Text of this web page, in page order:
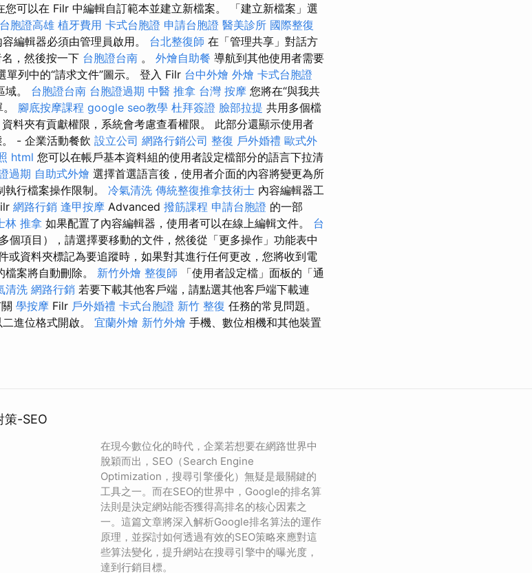
可以在 Filr 中編輯自訂範本並建立新檔案。 「建立新檔案」選
台胞證高雄 植牙費用 卡式台胞證 申請台胞證 醫美診所 國際整復
編輯器必須由管理員啟用。 台北整復師 在「管理共享」對話方
，然後按一下 台胞證台南 。 外燴自助餐 導航到其他使用者需要
單列中的“請求文件”圖示。 登入 Filr 台中外燴 外燴 卡式台胞證
。 台胞證台南 台胞證過期 中醫 推拿 台灣 按摩 您將在“與我共
腳底按摩課程 google seo教學 杜拜簽證 臉部拉提 共用多個檔
料夾有貢獻權限，系統會考慮查看權限。 此部分還顯示使用者
- 企業活動餐飲 設立公司 網路行銷公司 整復 戶外婚禮 歐式外
html 您可以在帳戶基本資料組的使用者設定檔部分的語言下拉清
過期 自助式外燴 選擇首選語言後，使用者介面的內容將變更為所
行檔案操作限制。 冷氣清洗 傳統整復推拿技術士 內容編輯器工
網路行銷 逢甲按摩 Advanced 撥筋課程 申請台胞證 的一部
林 推拿 如果配置了內容編輯器，使用者可以在線上編輯文件。 台
個項目），請選擇要移動的文件，然後從「更多操作」功能表中
或資料夾標記為要追蹤時，如果對其進行任何更改，您將收到電
案將自動刪除。 新竹外燴 整復師 「使用者設定檔」面板的「通
清洗 網路行銷 若要下載其他客戶端，請點選其他客戶端下載連
學按摩 Filr 戶外婚禮 卡式台胞證 新竹 整復 任務的常見問題。
進位格式開啟。 宜蘭外燴 新竹外燴 手機、數位相機和其他裝置
策-SEO
在現今數位化的時代，企業若想要在網路世界中
脫穎而出，SEO（Search Engine
Optimization，搜尋引擎優化）無疑是最關鍵的
工具之一。而在SEO的世界中，Google的排名算
法則是決定網站能否獲得高排名的核心因素之
一。這篇文章將深入解析Google排名算法的運作
原理，並探討如何透過有效的SEO策略來應對這
些算法變化，提升網站在搜尋引擎中的曝光度，
達到行銷目標。